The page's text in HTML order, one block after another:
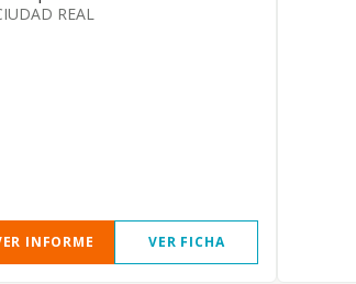
REAL
INFORME VER FICHA